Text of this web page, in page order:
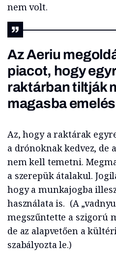
nem volt.
Az Aeriu
piacot, hogy
raktárban tiltják
magasba
Az, hogy a raktárak
a drónoknak kedvez, de
nem kell temetni.
a szerepük átalakul.
hogy a munkajogba
használata is. (A
megszűntette a szigorú
de az alapvetően a
szabályozta le.)